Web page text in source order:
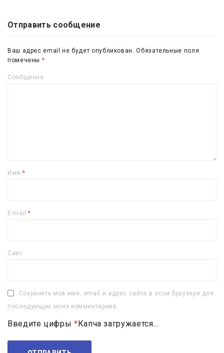
Отправить сообщение
Ваш адрес email не будет опубликован. Обязательные поля
помечены *
Сообщение
Имя *
E-mail*
Сайт
Сохранить моё имя, email и адрес сайта в этом браузере для
последующих моих комментариев.
Введите цифры * Капча загружается...